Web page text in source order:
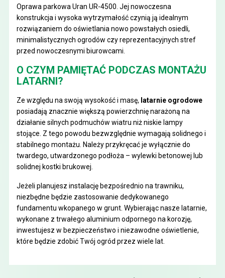
Oprawa parkowa Uran UR-4500 . Jej nowoczesna
konstrukcja i wysoka wytrzymałość czynią ją idealnym
rozwiązaniem do oświetlania nowo powstałych osiedli,
minimalistycznych ogrodów czy reprezentacyjnych stref
przed nowoczesnymi biurowcami.
O CZYM PAMIĘTAĆ PODCZAS MONTAŻU
LATARNI?
Ze względu na swoją wysokość i masę, latarnie ogrodowe
posiadają znacznie większą powierzchnię narażoną na
działanie silnych podmuchów wiatru niż niskie lampy
stojące. Z tego powodu bezwzględnie wymagają solidnego i
stabilnego montażu. Należy przykręcać je wyłącznie do
twardego, utwardzonego podłoża – wylewki betonowej lub
solidnej kostki brukowej.
Jeżeli planujesz instalację bezpośrednio na trawniku,
niezbędne będzie zastosowanie dedykowanego
fundamentu wkopanego w grunt. Wybierając nasze latarnie,
wykonane z trwałego aluminium odpornego na korozję,
inwestujesz w bezpieczeństwo i niezawodne oświetlenie,
które będzie zdobić Twój ogród przez wiele lat.